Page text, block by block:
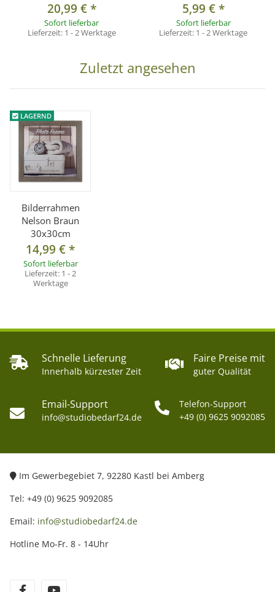
20,99 €*
Sofort lieferbar
Lieferzeit: 1 - 2 Werktage
5,99 €*
Sofort lieferbar
Lieferzeit: 1 - 2 Werktage
Zuletzt angesehen
LAGERND
Bilderrahmen
Nelson Braun
30x30cm
14,99 €*
Sofort lieferbar
Lieferzeit: 1 - 2
Werktage
Schnelle Lieferung
Innerhalb kürzester Zeit
Faire Preise mit
guter Qualität
Email-Support
info@studiobedarf24.de
Telefon-Support
+49 (0) 9625 9092085
Im Gewerbegebiet 7, 92280 Kastl bei Amberg
Tel: +49 (0) 9625 9092085
Email: info@studiobedarf24.de
Hotline Mo-Fr. 8 - 14Uhr